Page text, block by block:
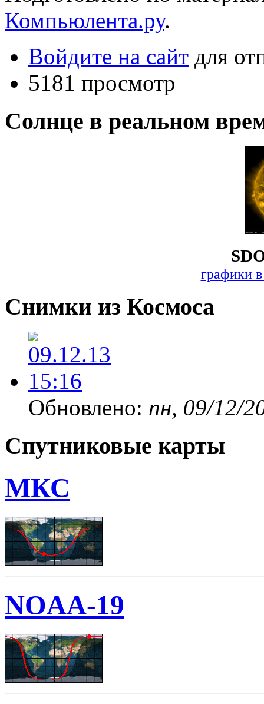
Компьюлента.ру.
Войдите на сайт для
5181 просмотр
Солнце в реальном
графики
Снимки из Космоса
Обновлено: пн, 09/12/
Спутниковые карты
МКС
NOAA-19